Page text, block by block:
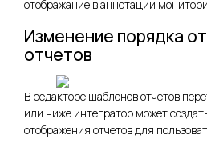
отображание в аннотации
Изменение порядка
отчетов
В редакторе шаблонов отчетов
или ниже интегратор может
отображения отчетов для